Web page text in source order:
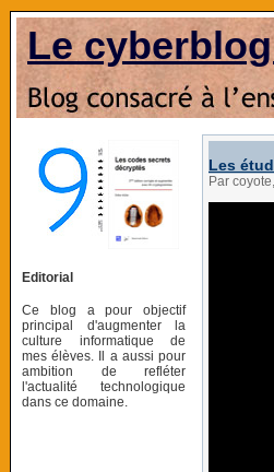
Le
Editorial
Ce blog a pour objectif
principal d'augmenter la
culture informatique de
mes élèves. Il a aussi pour
ambition de refléter
l'actualité technologique
dans ce domaine.
Les
Par